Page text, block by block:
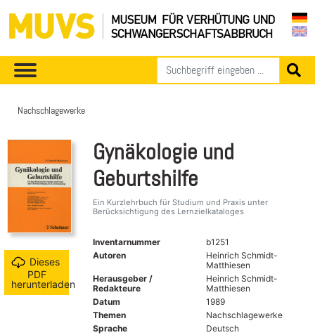
Nachschlagewerke
Dieses
PDF
herunterladen
Gynäkologie und
Geburtshilfe
Ein Kurzlehrbuch für Studium und Praxis unter
Berücksichtigung des Lernzielkataloges
Inventarnummer
b1251
Autoren
Heinrich Schmidt-
Matthiesen
Herausgeber /
Redakteure
Heinrich Schmidt-
Matthiesen
Datum
1989
Themen
Nachschlagewerke
Sprache
Deutsch